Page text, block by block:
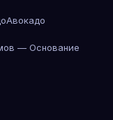
Авокадо
— Основание